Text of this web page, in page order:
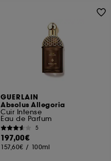
GUERLAIN
Absolus Allegoria
Cuir Intense
Eau de Parfum
5
197,00€
157,60€ / 100ml